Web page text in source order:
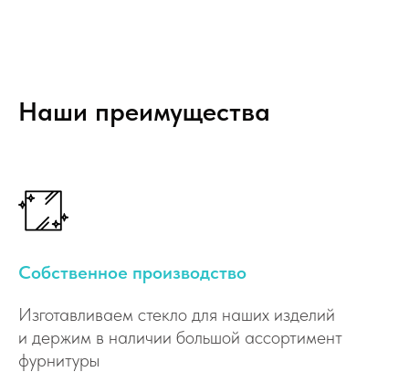
Наши преимущества
Собственное производство
Изготавливаем стекло для наших изделий
и держим в наличии большой ассортимент
фурнитуры